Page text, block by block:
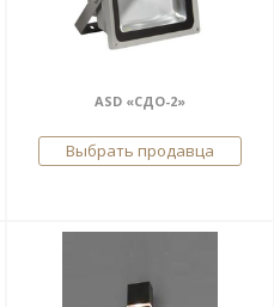
ASD «СДО-2»
Выбрать продавца